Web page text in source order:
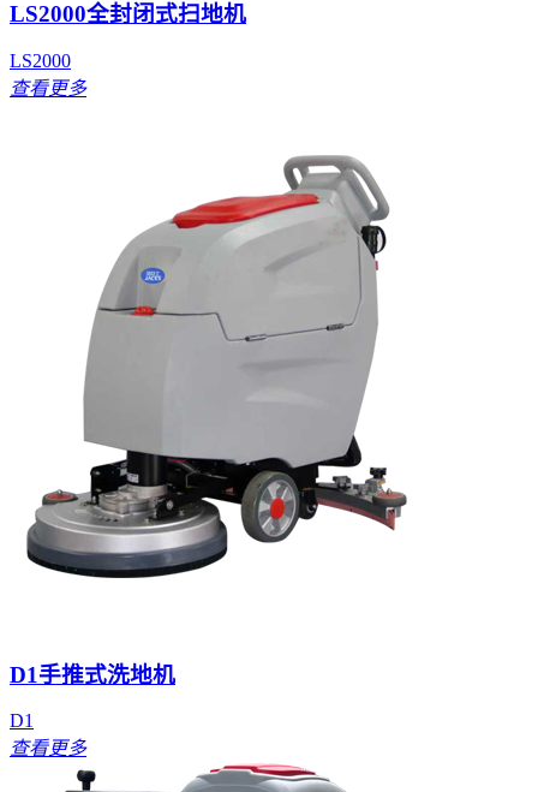
LS2000全封闭式扫地机
LS2000
查看更多
D1手推式洗地机
D1
查看更多